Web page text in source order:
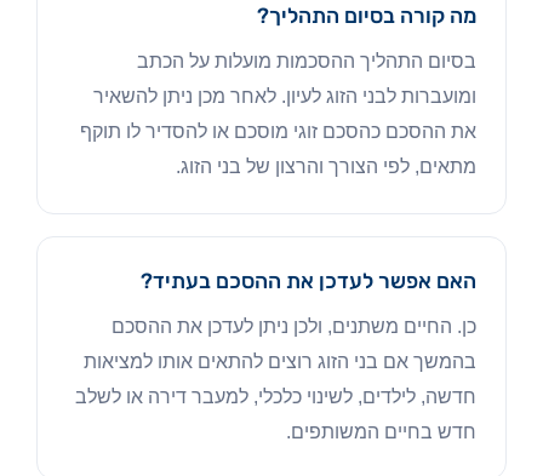
מה קורה בסיום התהליך?
בסיום התהליך ההסכמות מועלות על הכתב
ומועברות לבני הזוג לעיון. לאחר מכן ניתן להשאיר
את ההסכם כהסכם זוגי מוסכם או להסדיר לו תוקף
מתאים, לפי הצורך והרצון של בני הזוג.
האם אפשר לעדכן את ההסכם בעתיד?
כן. החיים משתנים, ולכן ניתן לעדכן את ההסכם
בהמשך אם בני הזוג רוצים להתאים אותו למציאות
חדשה, לילדים, לשינוי כלכלי, למעבר דירה או לשלב
חדש בחיים המשותפים.